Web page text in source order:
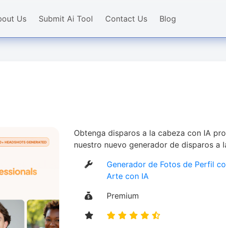
Us Submit Ai Tool Contact Us Blog
Obtenga disparos a la cabeza con IA
nuestro nuevo generador de disparos a
Generador de Fotos de Perfil
Arte con IA
Premium